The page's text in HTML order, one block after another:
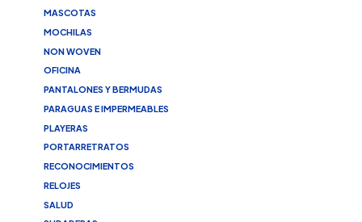
MASCOTAS
MOCHILAS
NON WOVEN
OFICINA
PANTALONES Y BERMUDAS
PARAGUAS E IMPERMEABLES
PLAYERAS
PORTARRETRATOS
RECONOCIMIENTOS
RELOJES
SALUD